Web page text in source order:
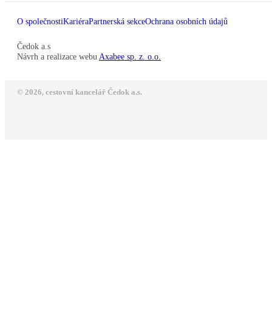
O společnostiKariéraPartnerská sekceOchrana osobních údajů
Čedok a.s
Návrh a realizace webu Axabee sp. z. o.o.
© 2026, cestovní kancelář Čedok a.s.